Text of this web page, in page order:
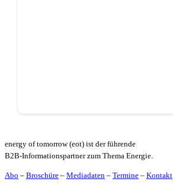
energy of tomorrow (eot) ist der führende
B2B-Informationspartner zum Thema Energie.
Abo – Broschüre – Mediadaten – Termine – Kontakt